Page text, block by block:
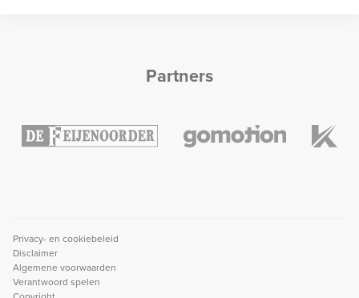
Partners
Privacy- en cookiebeleid
Disclaimer
Algemene voorwaarden
Verantwoord spelen